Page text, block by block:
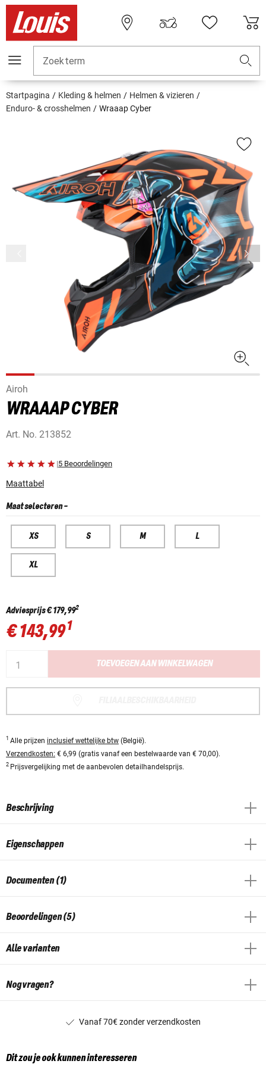
Zoekterm
Startpagina Kleding & helmen
Helmen & vizieren
Enduro- & crosshelmen
Wraaap Cyber
Airoh
WRAAAP CYBER
Art. No. 213852
|5 Beoordelingen
Maattabel
Maat selecteren-
XS S M L
XL
Adviesprijs€ 179,992
€ 143,991
TOEVOEGEN AAN WINKELWAGEN
1 Alle prijzen inclusief wettelijke btw (België).
Verzendkosten: € 6,99 (gratis vanaf een bestelwaarde van € 70,00).
2 Prijsvergelijking met de aanbevolen detailhandelsprijs.
Beschrijving
Eigenschappen
Documenten (1)
Beoordelingen (5)
Alle varianten
Nog vragen?
Vanaf 70€ zonder verzendkosten
Dit zou je ook kunnen interesseren